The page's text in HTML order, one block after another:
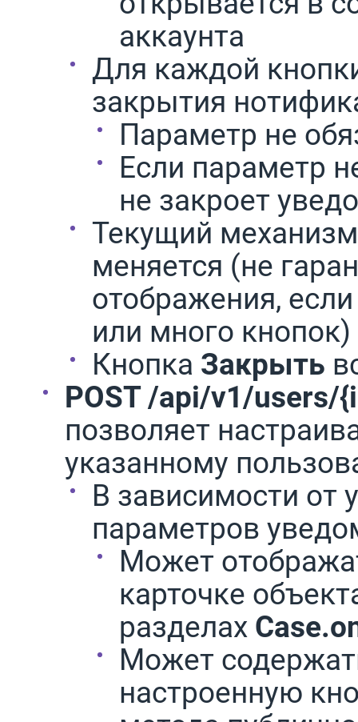
аккаунта
Для каждой
закрытия
Параметр не
Если параметр
не закроет
Текущий
меняется (не
отображения,
или много кнопок)
Кнопка Закрыть
POST /api/v1/users/
позволяет
указанному
В зависимости от
параметров
Может
карточке
разделах
Может
настроенную